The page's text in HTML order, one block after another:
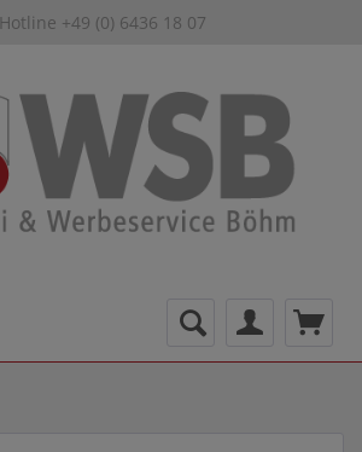
Hotline +49 (0) 6436 18 07